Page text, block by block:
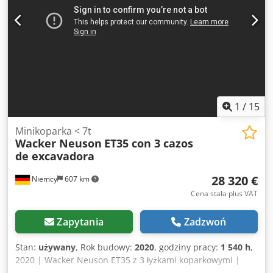
1 / 15
Niemcy 607 km
Minikoparka < 7t
Wacker Neuson ET35 con 3 cazos
de excavadora
28 320 €
Cena stała plus VAT
Zapytania Zadzwoń
Stan: używany, Rok budowy: 2020, godziny pracy: 1 540 h,
2020 | Wacker Neuson ET35 z 3 łyżkami koparkowymi |